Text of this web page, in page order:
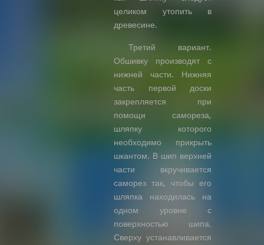
целиком утопить в
древесине.
Третий вариант.
Обшивку производят с
нижней части. Нижняя
часть первой доски
закрепляется при
помощи самореза,
шляпку которого
необходимо прикрыть
шкантом. В шип верхней
части вкручивается
саморез так, чтобы его
шляпка находилась на
одном уровне с
поверхностью шипа.
Сверху устанавливается